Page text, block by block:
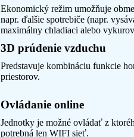
Ekonomický režim umožňuje
napr. ďalšie spotrebiče (napr.
maximálny chladiaci alebo
3D prúdenie vzduchu
Predstavuje kombináciu funkcie
priestorov.
Ovládanie online
Jednotky je možné ovládať z
potrebná len WIFI sieť.